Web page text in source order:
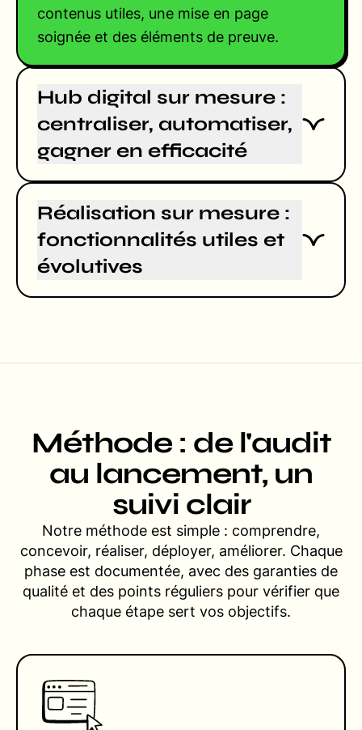
contenus utiles, une mise en page
soignée et des éléments de preuve.
Hub digital sur mesure :
centraliser, automatiser,
gagner en efficacité
Réalisation sur mesure :
fonctionnalités utiles et
évolutives
Méthode : de l'audit
au lancement, un
suivi clair
Notre méthode est simple : comprendre,
concevoir, réaliser, déployer, améliorer. Chaque
phase est documentée, avec des garanties de
qualité et des points réguliers pour vérifier que
chaque étape sert vos objectifs.